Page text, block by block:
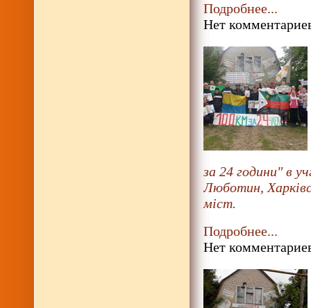
Подробнее...
Нет
за 24 години" в
Люботин,
міст.
Подробнее...
Нет